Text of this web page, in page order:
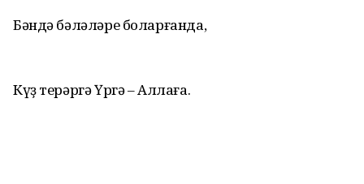
Бәндә бәләләре боларғанда,
Күҙ терәргә Үргә – Аллаға.